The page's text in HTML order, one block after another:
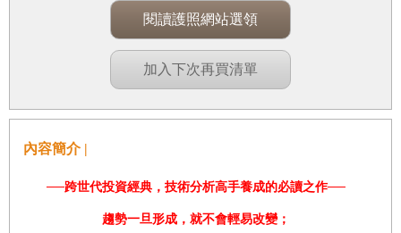
閱讀護照網站選領
加入下次再買清單
內容簡介 |
──跨世代投資經典，技術分析高手養成的必讀之作──
趨勢一旦形成，就不會輕易改變；